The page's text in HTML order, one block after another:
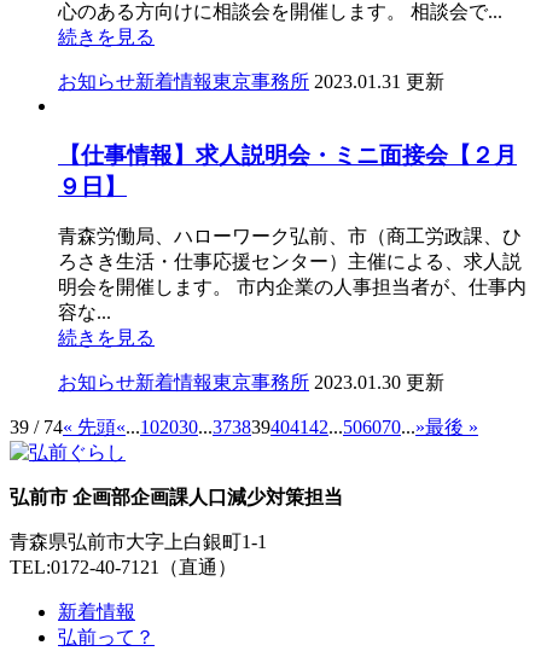
心のある方向けに相談会を開催します。 相談会で...
続きを見る
お知らせ新着情報東京事務所 2023.01.31 更新
【仕事情報】求人説明会・ミニ面接会【２月
９日】
青森労働局、ハローワーク弘前、市（商工労政課、ひ
ろさき生活・仕事応援センター）主催による、求人説
明会を開催します。 市内企業の人事担当者が、仕事内
容な...
続きを見る
お知らせ新着情報東京事務所 2023.01.30 更新
39 / 74« 先頭«...102030...373839404142...506070...»最後 »
弘前市 企画部企画課人口減少対策担当
青森県弘前市大字上白銀町1-1
TEL:0172-40-7121（直通）
新着情報
弘前って？